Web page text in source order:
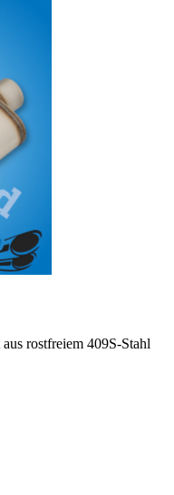
rostfreiem 409S-Stahl